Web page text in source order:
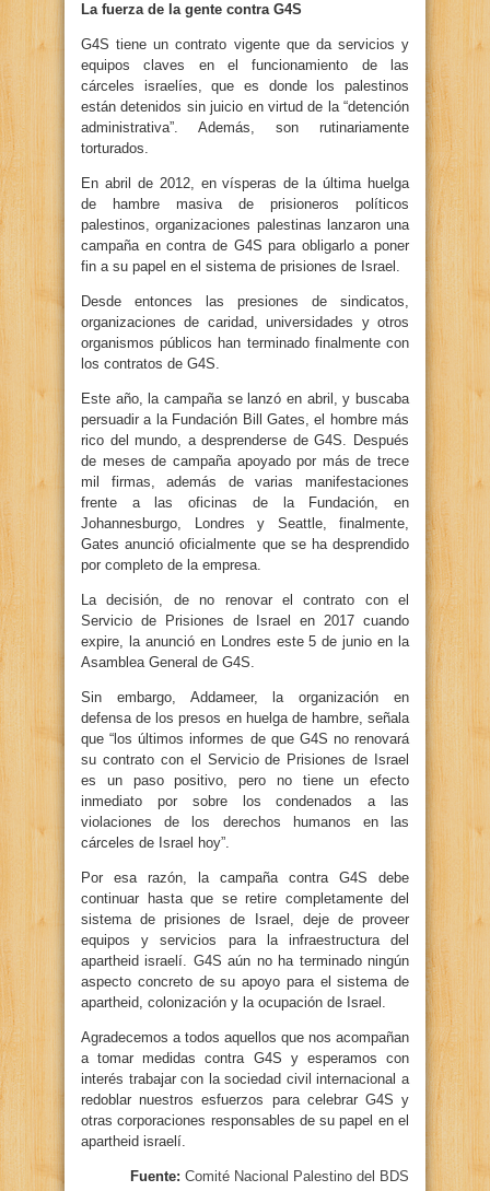
La fuerza de la gente contra G4S
G4S tiene un contrato vigente que da servicios y
equipos claves en el funcionamiento de las
cárceles israelíes, que es donde los palestinos
están detenidos sin juicio en virtud de la “detención
administrativa”. Además, son rutinariamente
torturados.
En abril de 2012, en vísperas de la última huelga
de hambre masiva de prisioneros políticos
palestinos, organizaciones palestinas lanzaron una
campaña en contra de G4S para obligarlo a poner
fin a su papel en el sistema de prisiones de Israel.
Desde entonces las presiones de sindicatos,
organizaciones de caridad, universidades y otros
organismos públicos han terminado finalmente con
los contratos de G4S.
Este año, la campaña se lanzó en abril, y buscaba
persuadir a la Fundación Bill Gates, el hombre más
rico del mundo, a desprenderse de G4S. Después
de meses de campaña apoyado por más de trece
mil firmas, además de varias manifestaciones
frente a las oficinas de la Fundación, en
Johannesburgo, Londres y Seattle, finalmente,
Gates anunció oficialmente que se ha desprendido
por completo de la empresa.
La decisión, de no renovar el contrato con el
Servicio de Prisiones de Israel en 2017 cuando
expire, la anunció en Londres este 5 de junio en la
Asamblea General de G4S.
Sin embargo, Addameer, la organización en
defensa de los presos en huelga de hambre, señala
que “los últimos informes de que G4S no renovará
su contrato con el Servicio de Prisiones de Israel
es un paso positivo, pero no tiene un efecto
inmediato por sobre los condenados a las
violaciones de los derechos humanos en las
cárceles de Israel hoy”.
Por esa razón, la campaña contra G4S debe
continuar hasta que se retire completamente del
sistema de prisiones de Israel, deje de proveer
equipos y servicios para la infraestructura del
apartheid israelí. G4S aún no ha terminado ningún
aspecto concreto de su apoyo para el sistema de
apartheid, colonización y la ocupación de Israel.
Agradecemos a todos aquellos que nos acompañan
a tomar medidas contra G4S y esperamos con
interés trabajar con la sociedad civil internacional a
redoblar nuestros esfuerzos para celebrar G4S y
otras corporaciones responsables de su papel en el
apartheid israelí.
Fuente: Comité Nacional Palestino del BDS